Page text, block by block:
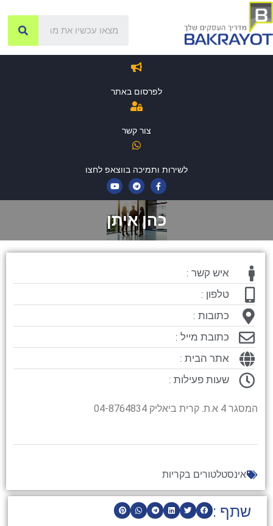
לפרסום באתר
צור קשר
לשירות ותמיכה בווצאפ לחצו
כהן איתן
שתף :
איש קשר :
טלפון :
כתובות :
כתובת מייל :
אתר הבית :
שעות פעילות :
המסגר 4 א.ת. קרית ביאליק 04-8764834
אינסטלטורים בקריות